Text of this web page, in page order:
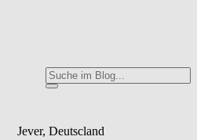
Jever, Deutscland